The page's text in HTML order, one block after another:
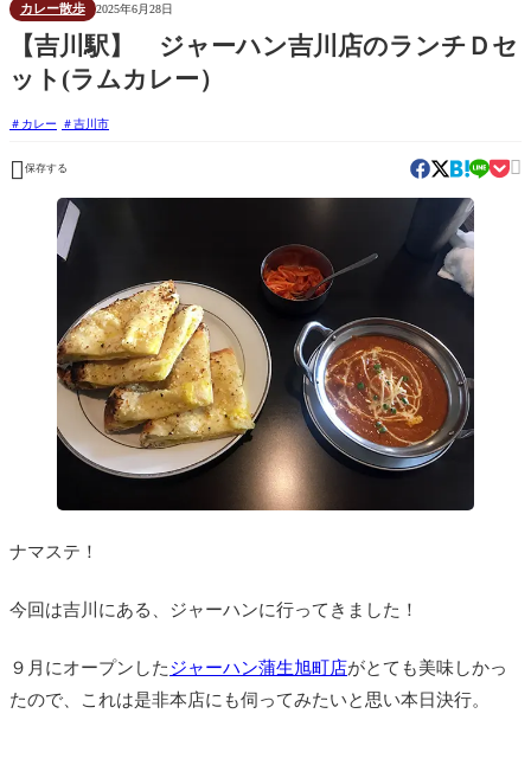
カレー散歩 2025年6月28日
【吉川駅】 ジャーハン吉川店のランチＤセ
ット(ラムカレー）
カレー 吉川市
 保存する 
ナマステ！
今回は吉川にある、ジャーハンに行ってきました！
９月にオープンしたジャーハン蒲生旭町店がとても美味しかっ
たので、これは是非本店にも伺ってみたいと思い本日決行。